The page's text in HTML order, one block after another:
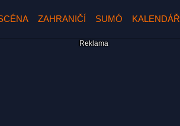
ZAHRANIČÍ SUMÓ KALENDÁŘ